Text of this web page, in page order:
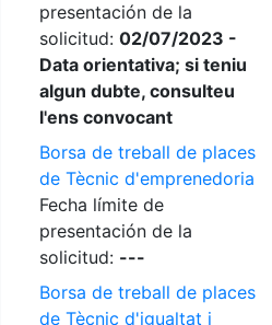
presentación de la
solicitud: 02/07/2023 -
Data orientativa; si teniu
algun dubte, consulteu
l'ens convocant
Borsa de treball de places
de Tècnic d'emprenedoria
Fecha límite de
presentación de la
solicitud: ---
Borsa de treball de places
de Tècnic d'igualtat i